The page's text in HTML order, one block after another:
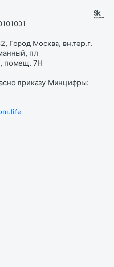
Город Москва, вн.тер.г.
пл
помещ. 7Н
приказу Минцифры: